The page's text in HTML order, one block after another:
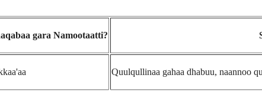
gara Namootaatti?
Quulqullinaa gahaa dhabuu, naannoo